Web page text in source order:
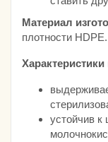
Материал
плотности HDPE.
устойчив